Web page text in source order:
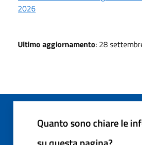
2026
Ultimo aggiornamento: 28
Quanto sono chiare le